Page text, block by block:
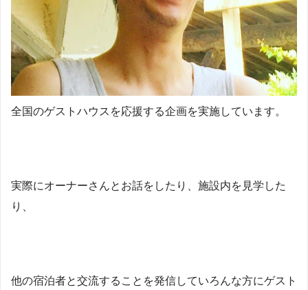
全国のゲストハウスを応援する企画を実施しています。
実際にオーナーさんとお話をしたり、施設内を見学した
り、
他の宿泊者と交流することを発信していろんな方にゲスト